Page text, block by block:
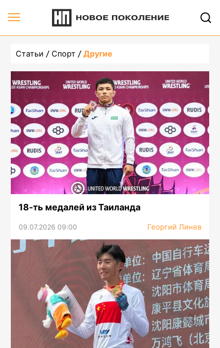
Статьи Спорт Другие
18-ть медалей из Таиланда
09.07.2026 09:00 Георгий Линев